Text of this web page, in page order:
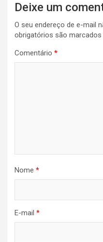
Deixe um
O seu endereço de e-mail
obrigatórios são
Comentário *
Nome *
E-mail *